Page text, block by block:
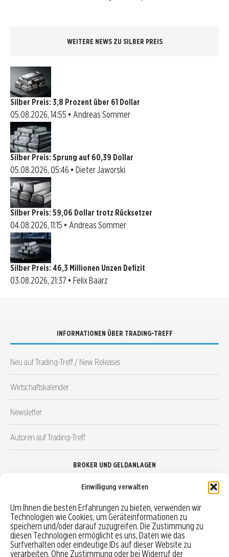
Einwilligung verwalten
Um Ihnen die besten Erfahrungen zu bieten, verwenden wir
Technologien wie Cookies, um Geräteinformationen zu
speichern und/oder darauf zuzugreifen. Die Zustimmung zu
diesen Technologien ermöglicht es uns, Daten wie das
Surfverhalten oder eindeutige IDs auf dieser Website zu
verarbeiten. Ohne Zustimmung oder bei Widerruf der
WEITERE NEWS ZU SILBER PREIS
Silber Preis: 3,8 Prozent über 61 Dollar
05.08.2026, 14:55 • Andreas Sommer
Silber Preis: Sprung auf 60,39 Dollar
05.08.2026, 05:46 • Dieter Jaworski
Silber Preis: 59,06 Dollar trotz Rücksetzer
04.08.2026, 11:15 • Andreas Sommer
Silber Preis: 46,3 Millionen Unzen Defizit
03.08.2026, 21:37 • Felix Baarz
INFORMATIONEN ÜBER TRADING-TREFF
Neu auf Trading-Treff / New Releases
Wirtschaftskalender
Newsletter
Autoren auf Trading-Treff
BROKER UND GELDANLAGEN
Robo-Advisor vergleichen
Depotvergleich